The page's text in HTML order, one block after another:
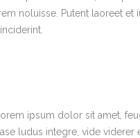
noluisse. Putent laoreet
Lorem ipsum dolor sit amet,
ludus integre, vide viderer